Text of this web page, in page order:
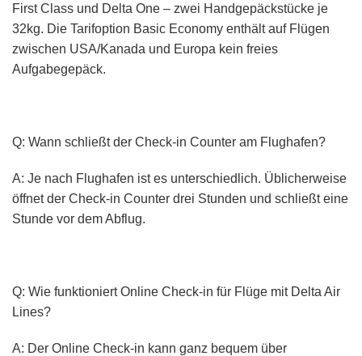
First Class und Delta One – zwei Handgepäckstücke je
32kg. Die Tarifoption Basic Economy enthält auf Flügen
zwischen USA/Kanada und Europa kein freies
Aufgabegepäck.
Q: Wann schließt der Check-in Counter am Flughafen?
A: Je nach Flughafen ist es unterschiedlich. Üblicherweise
öffnet der Check-in Counter drei Stunden und schließt eine
Stunde vor dem Abflug.
Q: Wie funktioniert Online Check-in für Flüge mit Delta Air
Lines?
A: Der Online Check-in kann ganz bequem über